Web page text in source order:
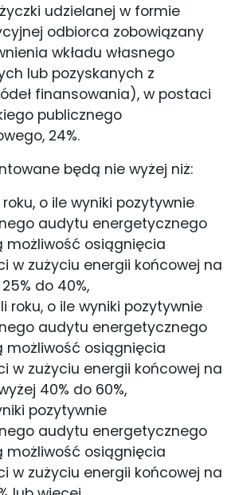
udzielanej w formie
odbiorca zobowiązany
wkładu własnego
lub pozyskanych z
finansowania), w postaci
publicznego
24%.
będą nie wyżej niż:
roku, o ile wyniki pozytywnie
audytu energetycznego
możliwość osiągnięcia
w zużyciu energii końcowej na
do 40%,
roku, o ile wyniki pozytywnie
audytu energetycznego
możliwość osiągnięcia
w zużyciu energii końcowej na
40% do 60%,
pozytywnie
audytu energetycznego
możliwość osiągnięcia
w zużyciu energii końcowej na